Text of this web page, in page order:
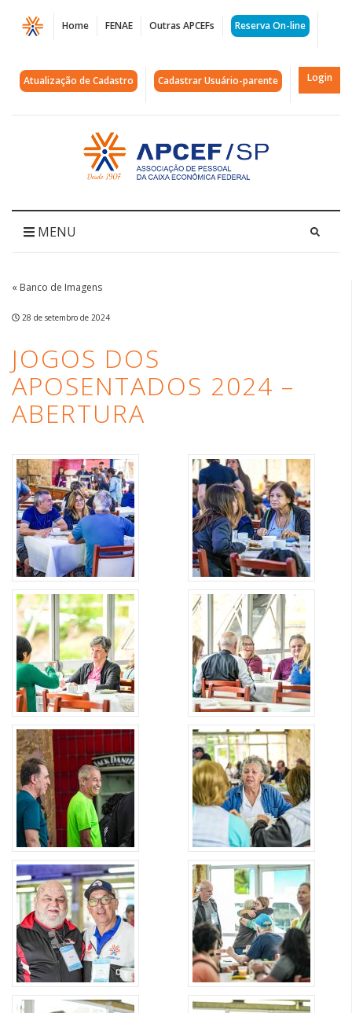
Página
Jogos
dos
Home FENAE Outras APCEFs Reserva On-line
Atualização de Cadastro Cadastrar Usuário-parente Login
Acessar
página
inicial
MENU
« Banco de Imagens
28 de setembro de 2024
JOGOS DOS
APOSENTADOS 2024 –
ABERTURA